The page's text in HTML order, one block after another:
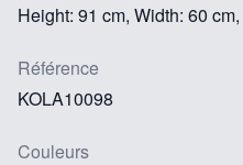
Height: 91 cm, Width: 60
Référence
KOLA10098
Couleurs